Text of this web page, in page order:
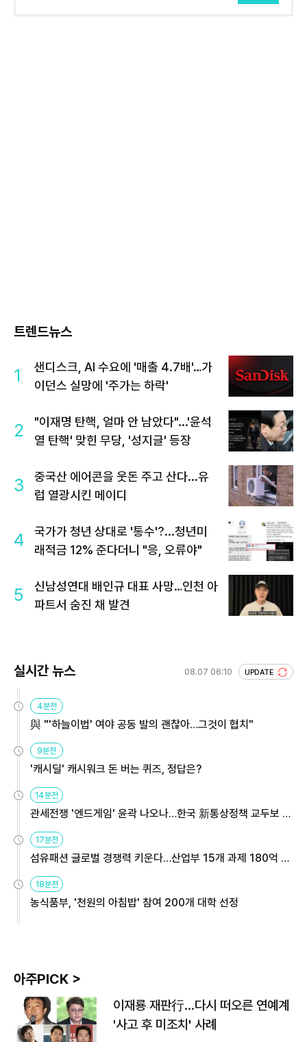
트렌드뉴스
1
샌디스크, AI 수요에 '매출 4.7배'…가
이던스 실망에 '주가는 하락'
2
"이재명 탄핵, 얼마 안 남았다"...'윤석
열 탄핵' 맞힌 무당, '성지글' 등장
3
중국산 에어콘을 웃돈 주고 산다...유
럽 열광시킨 메이디
4
국가가 청년 상대로 '통수'?...청년미
래적금 12% 준다더니 "응, 오류야"
5
신남성연대 배인규 대표 사망…인천 아
파트서 숨진 채 발견
실시간 뉴스 08.07 06:10 UPDATE
4분전
與 "'하늘이법' 여야 공동 발의 괜찮아…그것이 협치"
9분전
'캐시딜' 캐시워크 돈 버는 퀴즈, 정답은?
14분전
관세전쟁 '엔드게임' 윤곽 나오나…한국 新통상정책 교두보 활
17분전
섬유패션 글로벌 경쟁력 키운다…산업부 15개 과제 180억 지
18분전
농식품부, '천원의 아침밥' 참여 200개 대학 선정
아주PICK >
이재룡 재판行…다시 떠오른 연예계
'사고 후 미조치' 사례